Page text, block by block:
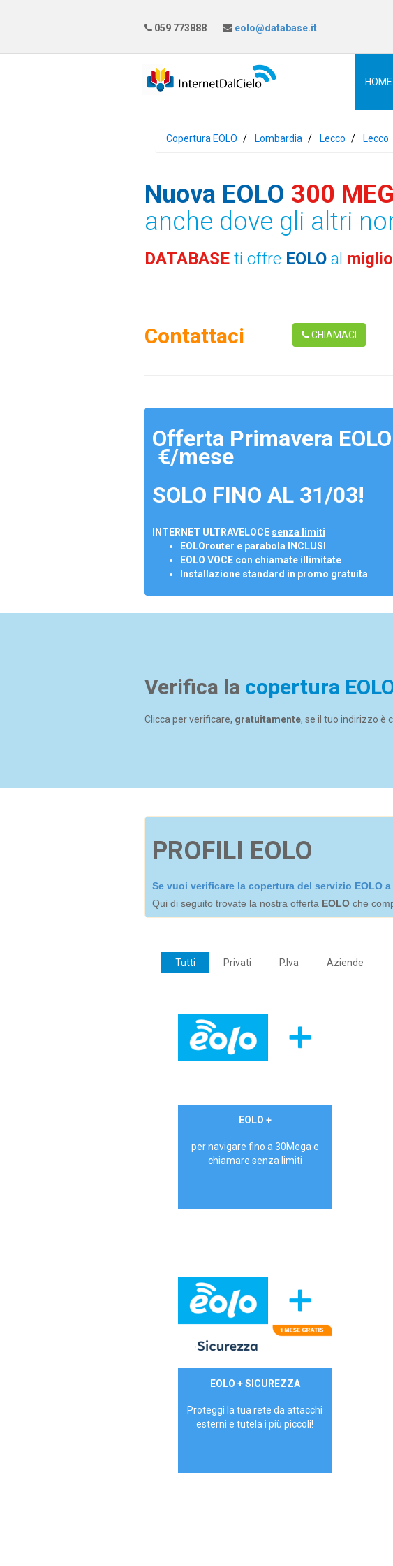
059 773888 eolo@database.it
HOME
Copertura EOLO Lombardia Lecco Lecco
Nuova EOLO 300
anche dove gli altri
DATABASE ti offre EOLO al
Contattaci CHIAMACI
Offerta Primavera
€/mese
SOLO FINO AL 31/03!
INTERNET ULTRAVELOCE senza limiti
EOLOrouter e parabola INCLUSI
EOLO VOCE con chiamate illimitate
Installazione standard in promo gratuita
Verifica la copertura
Clicca per verificare, gratuitamente, se il tuo indirizzo è
PROFILI EOLO
Se vuoi verificare la copertura del servizio EOLO a
Qui di seguito trovate la nostra offerta EOLO che
Tutti Privati P.Iva Aziende
€ 24,90/meseEOLO +
per navigare fino a 30Mega e
chiamare senza limiti
29,90€/mese
EOLO + SICUREZZA
Proteggi la tua rete da attacchi
esterni e tutela i più piccoli!